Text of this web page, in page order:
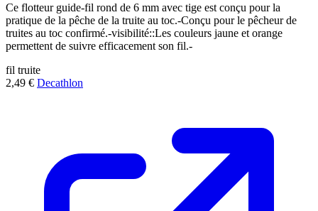
Ce flotteur guide-fil rond de 6 mm avec tige est conçu pour la
pratique de la pêche de la truite au toc.-Conçu pour le pêcheur de
truites au toc confirmé.-visibilité::Les couleurs jaune et orange
permettent de suivre efficacement son fil.-
fil truite
2,49 € Decathlon